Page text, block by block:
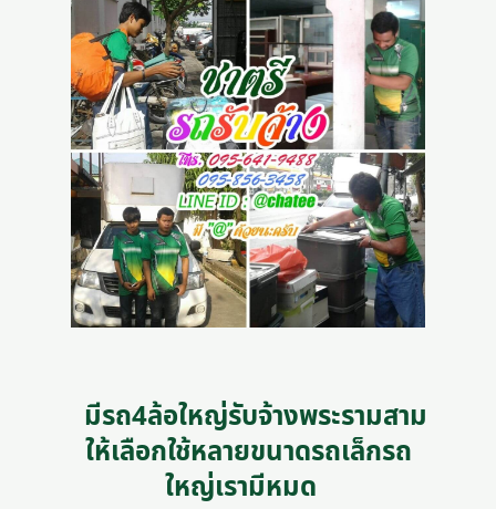
มีรถ4ล้อใหญ่รับจ้างพระรามสาม
ให้เลือกใช้หลายขนาดรถเล็กรถ
ใหญ่เรามีหมด